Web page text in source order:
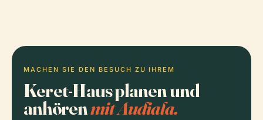
MACHEN SIE DEN BESUCH ZU IHREM
Keret-Haus planen und
anhörenmit Audiala.